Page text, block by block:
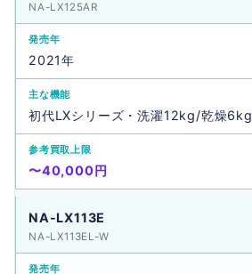
NA-LX125AR
2021年
初代LXシリーズ・洗濯12kg/乾燥6kg
〜40,000円
NA-LX113E
NA-LX113EL-W